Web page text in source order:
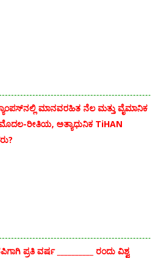
ಮಾನವರಹಿತ ನೆಲ ಮತ್ತು ವೈಮಾನಿಕ
ರೀತಿಯ, ಅತ್ಯಾಧುನಿಕ TiHAN
ಪ್ರತಿ ವರ್ಷ __________ ರಂದು ವಿಶ್ವ